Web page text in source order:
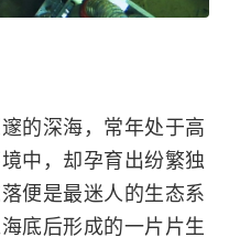
的深海，常年处于高
中，却孕育出纷繁独
便是最迷人的生态系
底后形成的一片片生